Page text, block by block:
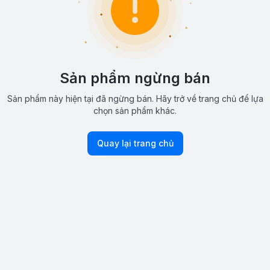
Sản phẩm ngừng bán
Sản phẩm này hiện tại đã ngừng bán. Hãy trở về trang chủ để lựa
chọn sản phẩm khác.
Quay lại trang chủ